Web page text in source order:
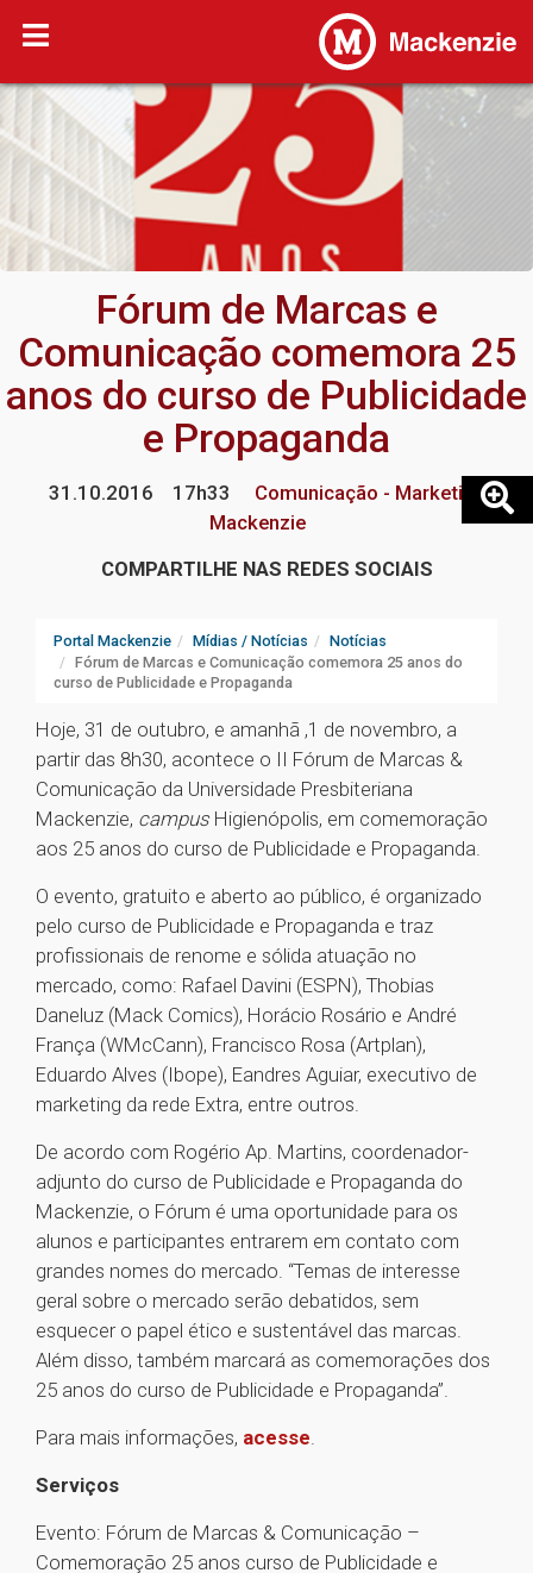
Fórum de Marcas e
Comunicação comemora 25
anos do curso de Publicidade
e Propaganda
31.10.2016 17h33
Comunicação - Marketing
Mackenzie
COMPARTILHE NAS REDES SOCIAIS
Portal Mackenzie Mídias / Notícias
Notícias
Fórum de Marcas e Comunicação comemora 25 anos do
curso de Publicidade e Propaganda
Hoje, 31 de outubro, e amanhã ,1 de novembro, a
partir das 8h30, acontece o II Fórum de Marcas &
Comunicação da Universidade Presbiteriana
Mackenzie, campus Higienópolis, em comemoração
aos 25 anos do curso de Publicidade e Propaganda.
O evento, gratuito e aberto ao público, é organizado
pelo curso de Publicidade e Propaganda e traz
profissionais de renome e sólida atuação no
mercado, como: Rafael Davini (ESPN), Thobias
Daneluz (Mack Comics), Horácio Rosário e André
França (WMcCann), Francisco Rosa (Artplan),
Eduardo Alves (Ibope), Eandres Aguiar, executivo de
marketing da rede Extra, entre outros.
De acordo com Rogério Ap. Martins, coordenador-
adjunto do curso de Publicidade e Propaganda do
Mackenzie, o Fórum é uma oportunidade para os
alunos e participantes entrarem em contato com
grandes nomes do mercado. “Temas de interesse
geral sobre o mercado serão debatidos, sem
esquecer o papel ético e sustentável das marcas.
Além disso, também marcará as comemorações dos
25 anos do curso de Publicidade e Propaganda”.
Para mais informações, acesse.
Serviços
Evento: Fórum de Marcas & Comunicação –
Comemoração 25 anos curso de Publicidade e